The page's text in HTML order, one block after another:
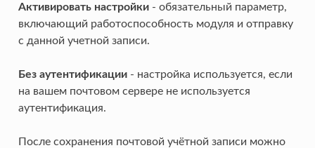
Активировать настройки- обязательный параметр,
включающий работоспособность модуля и отправку
с данной учетной записи.
Без аутентификации- настройка используется, если
на вашем почтовом сервере не используется
аутентификация.
После сохранения почтовой учётной записи можно